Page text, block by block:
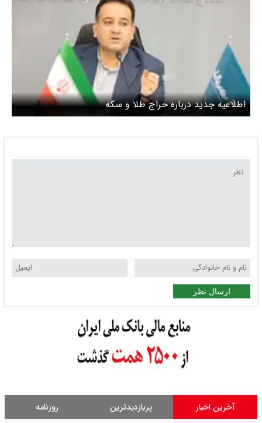
اطلاعیه جدید درباره حراج طلا و سکه
ارسال نظر
آخرین اخبار پربازدیدترین روزنامه